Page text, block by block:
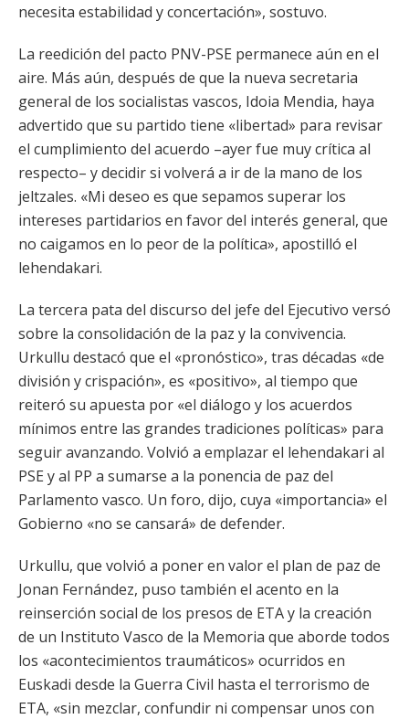
necesita estabilidad y concertación», sostuvo.
La reedición del pacto PNV-PSE permanece aún en el
aire. Más aún, después de que la nueva secretaria
general de los socialistas vascos, Idoia Mendia, haya
advertido que su partido tiene «libertad» para revisar
el cumplimiento del acuerdo –ayer fue muy crítica al
respecto– y decidir si volverá a ir de la mano de los
jeltzales. «Mi deseo es que sepamos superar los
intereses partidarios en favor del interés general, que
no caigamos en lo peor de la política», apostilló el
lehendakari.
La tercera pata del discurso del jefe del Ejecutivo versó
sobre la consolidación de la paz y la convivencia.
Urkullu destacó que el «pronóstico», tras décadas «de
división y crispación», es «positivo», al tiempo que
reiteró su apuesta por «el diálogo y los acuerdos
mínimos entre las grandes tradiciones políticas» para
seguir avanzando. Volvió a emplazar el lehendakari al
PSE y al PP a sumarse a la ponencia de paz del
Parlamento vasco. Un foro, dijo, cuya «importancia» el
Gobierno «no se cansará» de defender.
Urkullu, que volvió a poner en valor el plan de paz de
Jonan Fernández, puso también el acento en la
reinserción social de los presos de ETA y la creación
de un Instituto Vasco de la Memoria que aborde todos
los «acontecimientos traumáticos» ocurridos en
Euskadi desde la Guerra Civil hasta el terrorismo de
ETA, «sin mezclar, confundir ni compensar unos con